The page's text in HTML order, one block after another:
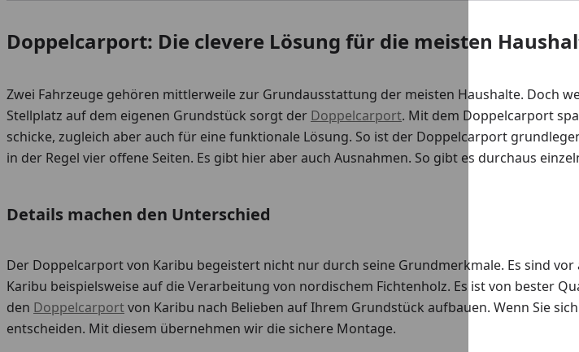
Doppelcarport: Die clevere Lösung für die meisten
Zwei Fahrzeuge gehören mittlerweile zur Grundausstattung der meisten Haushalte. Doch
Stellplatz auf dem eigenen Grundstück sorgt der Doppelcarport. Mit dem Doppelcarport
schicke, zugleich aber auch für eine funktionale Lösung. So ist der Doppelcarport
in der Regel vier offene Seiten. Es gibt hier aber auch Ausnahmen. So gibt es durchaus
Details machen den Unterschied
Der Doppelcarport von Karibu begeistert nicht nur durch seine Grundmerkmale. Es sind
Karibu beispielsweise auf die Verarbeitung von nordischem Fichtenholz. Es ist von bester
den Doppelcarportvon Karibu nach Belieben auf Ihrem Grundstück aufbauen. Wenn Sie
entscheiden. Mit diesem übernehmen wir die sichere Montage.